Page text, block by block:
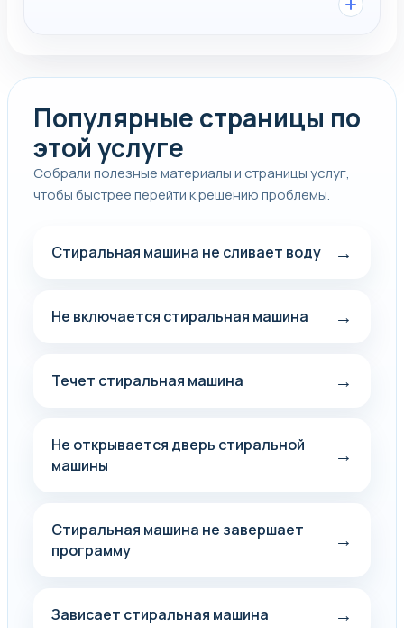
Популярные страницы по
этой услуге
Собрали полезные материалы и страницы услуг,
чтобы быстрее перейти к решению проблемы.
Стиральная машина не сливает воду →
Не включается стиральная машина →
Течет стиральная машина →
Не открывается дверь стиральной
машины
→
Стиральная машина не завершает
программу
→
Зависает стиральная машина →